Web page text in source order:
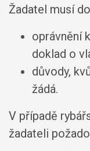
Žadatel musí
oprávnění
doklad o
důvody,
žádá.
V případě
žadateli